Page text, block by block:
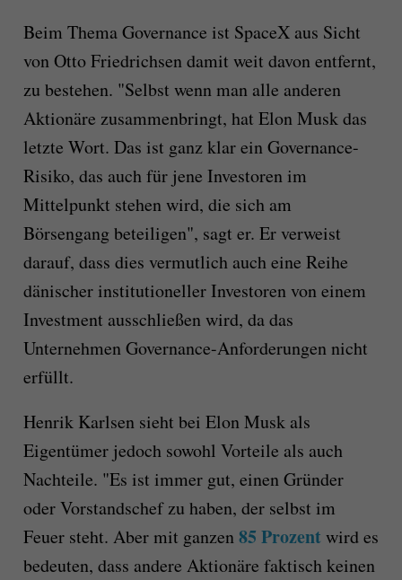
Beim Thema Governance ist SpaceX aus Sicht
von Otto Friedrichsen damit weit davon entfernt,
zu bestehen. "Selbst wenn man alle anderen
Aktionäre zusammenbringt, hat Elon Musk das
letzte Wort. Das ist ganz klar ein Governance-
Risiko, das auch für jene Investoren im
Mittelpunkt stehen wird, die sich am
Börsengang beteiligen", sagt er. Er verweist
darauf, dass dies vermutlich auch eine Reihe
dänischer institutioneller Investoren von einem
Investment ausschließen wird, da das
Unternehmen Governance-Anforderungen nicht
erfüllt.
Henrik Karlsen sieht bei Elon Musk als
Eigentümer jedoch sowohl Vorteile als auch
Nachteile. "Es ist immer gut, einen Gründer
oder Vorstandschef zu haben, der selbst im
Feuer steht. Aber mit ganzen85 Prozent wird es
bedeuten, dass andere Aktionäre faktisch keinen